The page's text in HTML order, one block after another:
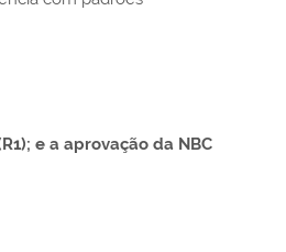
e a aprovação da NBC